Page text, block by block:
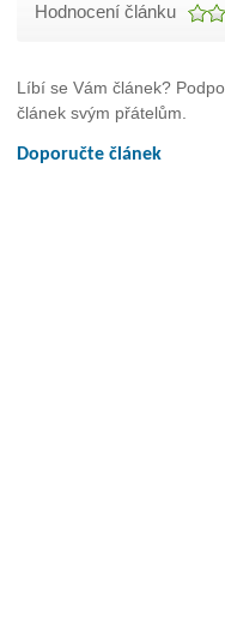
Hodnocení článku
Líbí se Vám článek?
článek svým přátelům.
Doporučte článek